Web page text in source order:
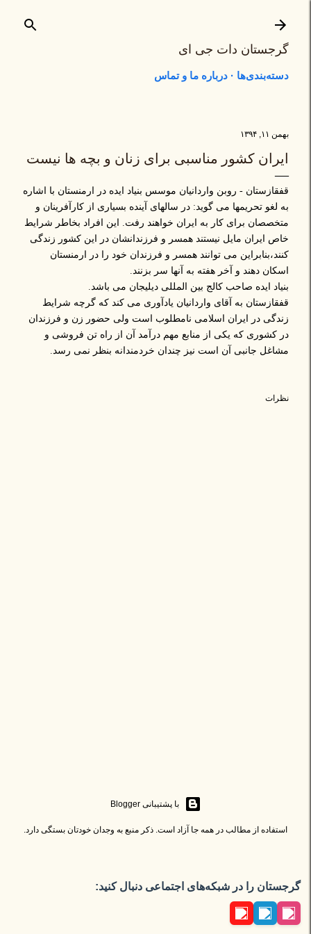
گرجستان دات جی ای
دسته‌بندی‌ها درباره ما و تماس
بهمن ۱۱, ۱۳۹۴
ایران کشور مناسبی برای زنان و بچه ها نیست
قفقازستان - روبن واردانیان موسس بنیاد ایده در ارمنستان با اشاره
به لغو تحریمها می گوید: در سالهای آینده بسیاری از کارآفرینان و
متخصصان برای کار به ایران خواهند رفت. این افراد بخاطر شرایط
خاص ایران مایل نیستند همسر و فرزندانشان در این کشور زندگی
کنند،بنابراین می توانند همسر و فرزندان خود را در ارمنستان
اسکان دهند و آخر هفته به آنها سر بزنند.
بنیاد ایده صاحب کالج بین المللی دیلیجان می باشد.
قفقازستان به آقای واردانیان یادآوری می کند که گرچه شرایط
زندگی در ایران اسلامی نامطلوب است ولی حضور زن و فرزندان
در کشوری که یکی از منابع مهم درآمد آن از راه تن فروشی و
مشاغل جانبی آن است نیز چندان خردمندانه بنظر نمی رسد.
نظرات
‏با پشتیبانی Blogger
استفاده از مطالب در همه جا آزاد است. ذکر منبع به وجدان خودتان بستگی دارد.
گرجستان را در شبکه‌های اجتماعی دنبال کنید: